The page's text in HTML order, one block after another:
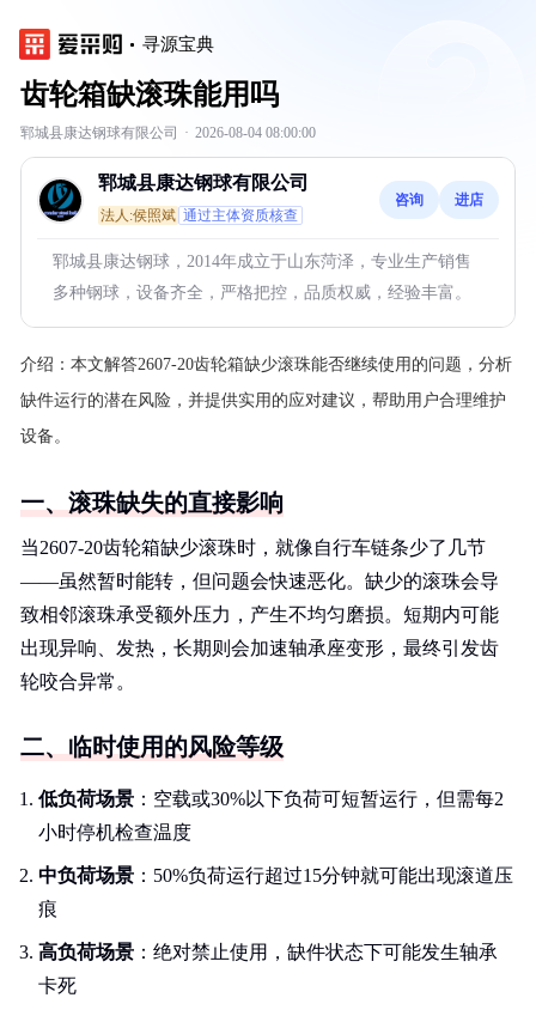
寻源宝典
齿轮箱缺滚珠能用吗
郓城县康达钢球有限公司 · 2026-08-04 08:00:00
郓城县康达钢球有限公司
法人:侯照斌 通过主体资质核查
咨询 进店
郓城县康达钢球，2014年成立于山东菏泽，专业生产销售
多种钢球，设备齐全，严格把控，品质权威，经验丰富。
介绍： 本文解答2607-20齿轮箱缺少滚珠能否继续使用的问题，分析
缺件运行的潜在风险，并提供实用的应对建议，帮助用户合理维护
设备。
一、滚珠缺失的直接影响
当2607-20齿轮箱缺少滚珠时，就像自行车链条少了几节
——虽然暂时能转，但问题会快速恶化。缺少的滚珠会导
致相邻滚珠承受额外压力，产生不均匀磨损。短期内可能
出现异响、发热，长期则会加速轴承座变形，最终引发齿
轮咬合异常。
二、临时使用的风险等级
低负荷场景 ：空载或30%以下负荷可短暂运行，但需每2
小时停机检查温度
中负荷场景 ：50%负荷运行超过15分钟就可能出现滚道压
痕
高负荷场景 ：绝对禁止使用，缺件状态下可能发生轴承
卡死